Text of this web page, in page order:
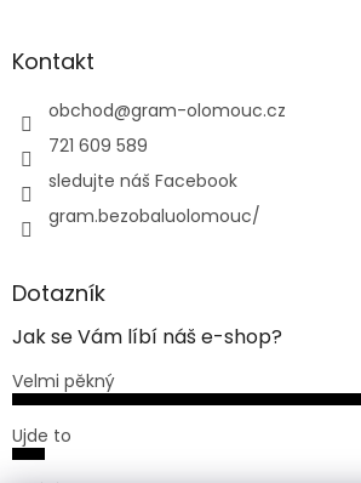
aKontakt
obchod@gram-olomouc.cz
721 609 589
sledujte náš Facebook
gram.bezobaluolomouc/
Dotazník
Jak se Vám líbí náš e-shop?
Velmi pěkný
Ujde to